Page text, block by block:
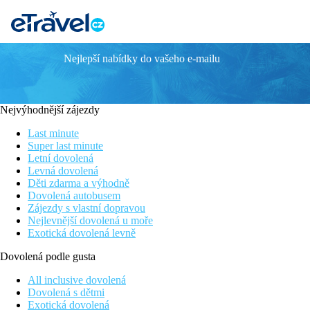
Kamari Plus
Novinka v nabídce
Hotel přímo u dlouhé pláže
Program all inclusive
Městeško Lardos 2km
Poloha
Resort u krásné pláže. V menším turistickém letovisku Lardos,
pískem, s tavernami, obchůdky a bary (cca 5km). Historické
Vybavení
Moderní zcela renovovaný hotel (2019/2020) v udržované
Osušky oproti depozitu.
Pokoje
Nejlepší nabídky do vašeho e-mailu
Nejvýhodnější zájezdy
Last minute
Super last minute
Letní dovolená
Levná dovolená
Děti zdarma a výhodně
Dovolená autobusem
Zájezdy s vlastní dopravou
Nejlevnější dovolená u moře
Exotická dovolená levně
Dovolená podle gusta
All inclusive dovolená
Dovolená s dětmi
Exotická dovolená